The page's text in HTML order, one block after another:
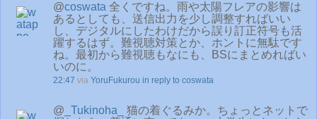
@coswata 全くですね。雨や太陽フレアの影響は
あるとしても、送信出力を少し調整すればいい
し、デジタルにしたわけだから誤り訂正符号も活
躍するはず。難視聴対策とか、ホントに無駄です
ね。最初から難視聴もなにも、BSにまとめればい
いのに。
22:47 via YoruFukurou in reply to coswata
@ _Tukinoha_
猫の着ぐるみか。ちょっとネットで